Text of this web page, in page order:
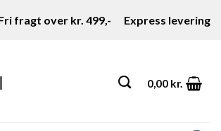
fragt over kr. 499,- Express levering
0,00 kr.